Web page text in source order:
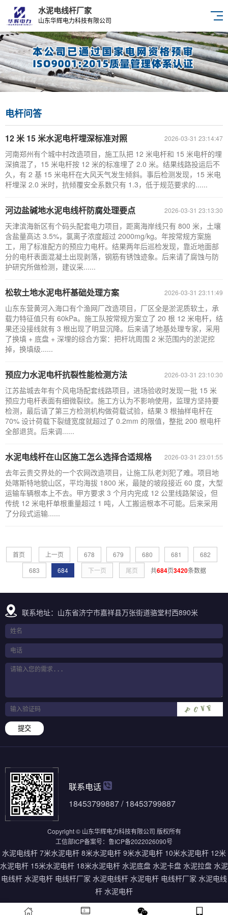
水泥电线杆厂家
山东华辉电力科技有限公司
电杆问答
2026-03-31 23:14:47
12 米 15 米水泥电杆埋深标准对照
河南郑州有个城中村改造项目，施工队把 12 米电杆和 15 米电杆的埋
深搞混了，15 米电杆按 12 米的标准埋了 2.0 米。结果线路投运后不
久，有 2 基 15 米电杆在大风天气发生倾斜。事后检测发现，15 米电
杆埋深 2.0 米时，抗倾覆安全系数只有 1.3，低于规范要求的......
2026-03-31 23:13:30
河边盐碱地水泥电线杆防腐处理要点
天津滨海新区有个码头配套电力项目，距离海岸线只有 800 米，土壤
含盐量高达 3.5%，氯离子浓度超过 2000mg/kg。年按常规方案施
工，用了标准配方的预应力电杆。结果两年后巡检发现，靠近地面部
分的电杆表面混凝土出现剥落，钢筋有锈蚀迹象。后来请了腐蚀与防
护研究所做检测，建议采......
2026-03-31 23:11:49
松软土地水泥电杆基础处理方案
山东东营黄河入海口有个渔网厂改造项目，厂区全是淤泥质软土，承
载力特征值只有 60kPa。施工队按常规方案立了 20 根 12 米电杆，结
果还没接线就有 3 根出现了明显沉降。后来请了地基处理专家，采用
了换填 + 底盘 + 深埋的综合方案：把杆坑周围 2 米范围内的淤泥挖
掉，换填级......
2026-03-31 23:10:30
预应力水泥电杆抗裂性能检测方法
江苏盐城去年有个风电场配套线路项目，进场验收时发现一批 15 米
预应力电杆表面有细微裂纹。施工方认为不影响使用，监理方坚持要
检测，最后请了第三方检测机构做荷载试验，结果 3 根抽样电杆在
70% 设计荷载下裂缝宽度就超过了 0.2mm 的限值，整批 200 根电杆
全部退货。后来调......
2026-03-31 23:01:55
水泥电线杆在山区施工怎么选择合适规格
去年云贵交界处的一个农网改造项目，让施工队老刘犯了难。项目地
处喀斯特地貌山区，平均海拔 1800 米，最陡的坡段接近 60 度，大型
运输车辆根本上不去。甲方要求 3 个月内完成 12 公里线路架设，但
传统 12 米电杆单根重量超过 1 吨，人工搬运根本不可能。后来采用
了分段式运输......
首页 上一页 678 679 680 681
682
683
684 下一页 尾页 共684页3420条数据
联系地址：山东省济宁市嘉祥县万张街道骆堂村西890米
提交
联系电话
18453799887 / 18453799887
Copyright © 山东华辉电力科技有限公司 版权所有
工信部ICP备案号： 鲁ICP备2022026090号
水泥电线杆 7米水泥电杆 8米水泥电杆 9米水泥电杆 10米水泥电杆 12米
水泥电杆 15米水泥电杆 18米水泥电杆 水泥底盘 水泥卡盘 水泥拉盘 水泥
电线杆 水泥电杆 电线杆厂家 水泥电线杆 水泥电杆 电线杆厂家 水泥电线
杆 水泥电杆